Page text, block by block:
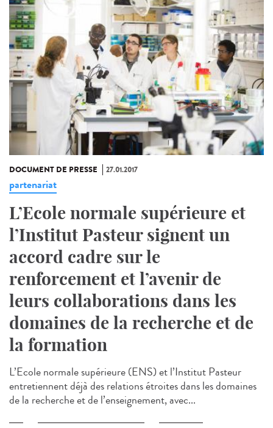
DOCUMENT DE PRESSE 27.01.2017
partenariat
L’Ecole normale supérieure et
l’Institut Pasteur signent un
accord cadre sur le
renforcement et l’avenir de
leurs collaborations dans les
domaines de la recherche et de
la formation
L’Ecole normale supérieure (ENS) et l’Institut Pasteur
entretiennent déjà des relations étroites dans les domaines
de la recherche et de l’enseignement, avec...